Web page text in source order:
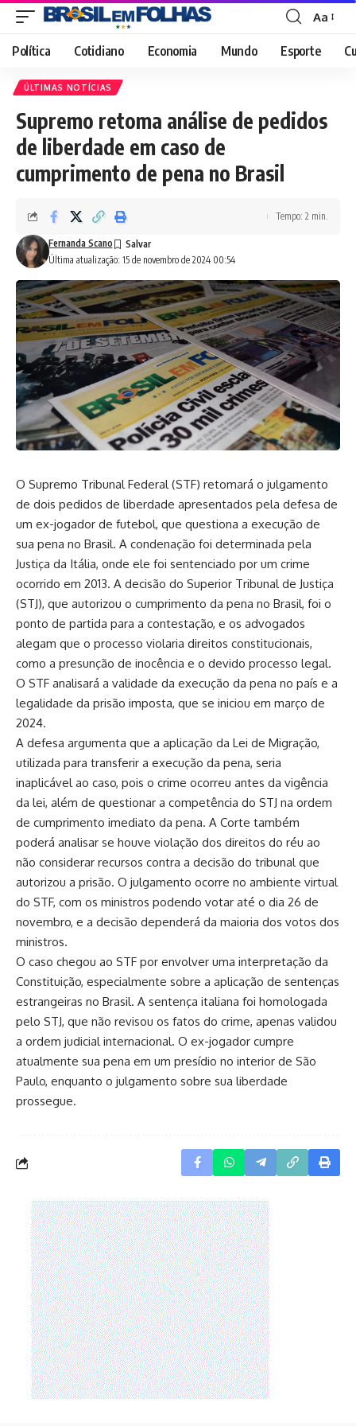
Font
Resizer
Aa
Política Cotidiano Economia Mundo Esporte
ÚLTIMAS NOTÍCIAS
Supremo retoma análise de pedidos
de liberdade em caso de
cumprimento de pena no Brasil
Última atualização: 15 de novembro de 2024 00:54
Fernanda Scano
Tempo: 2 min.
O Supremo Tribunal Federal (STF) retomará o julgamento
de dois pedidos de liberdade apresentados pela defesa de
um ex-jogador de futebol, que questiona a execução de
sua pena no Brasil. A condenação foi determinada pela
Justiça da Itália, onde ele foi sentenciado por um crime
ocorrido em 2013. A decisão do Superior Tribunal de Justiça
(STJ), que autorizou o cumprimento da pena no Brasil, foi o
ponto de partida para a contestação, e os advogados
alegam que o processo violaria direitos constitucionais,
como a presunção de inocência e o devido processo legal.
O STF analisará a validade da execução da pena no país e a
legalidade da prisão imposta, que se iniciou em março de
2024.
A defesa argumenta que a aplicação da Lei de Migração,
utilizada para transferir a execução da pena, seria
inaplicável ao caso, pois o crime ocorreu antes da vigência
da lei, além de questionar a competência do STJ na ordem
de cumprimento imediato da pena. A Corte também
poderá analisar se houve violação dos direitos do réu ao
não considerar recursos contra a decisão do tribunal que
autorizou a prisão. O julgamento ocorre no ambiente virtual
do STF, com os ministros podendo votar até o dia 26 de
novembro, e a decisão dependerá da maioria dos votos dos
ministros.
O caso chegou ao STF por envolver uma interpretação da
Constituição, especialmente sobre a aplicação de sentenças
estrangeiras no Brasil. A sentença italiana foi homologada
pelo STJ, que não revisou os fatos do crime, apenas validou
a ordem judicial internacional. O ex-jogador cumpre
atualmente sua pena em um presídio no interior de São
Paulo, enquanto o julgamento sobre sua liberdade
prossegue.